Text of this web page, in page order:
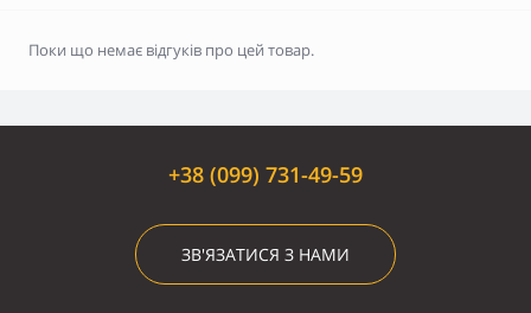
Поки що немає відгуків про цей товар.
+38 (099) 731-49-59
ЗВ'ЯЗАТИСЯ З НАМИ